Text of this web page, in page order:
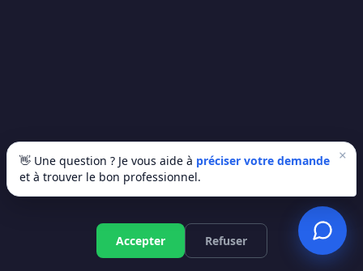
Accepter Refuser
Nos artisans partenaires peuvent vous guider dans vos
démarches lors de la demande de devis.
×
👋 Une question ? Je vous aide à préciser votre demande
et à trouver le bon professionnel.